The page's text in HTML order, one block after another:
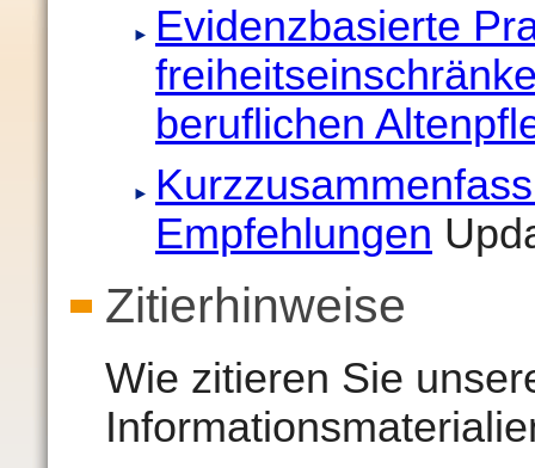
Evidenzbasierte
beruflichen
Empfehlungen
Zitierhinweise
Wie zitieren Sie